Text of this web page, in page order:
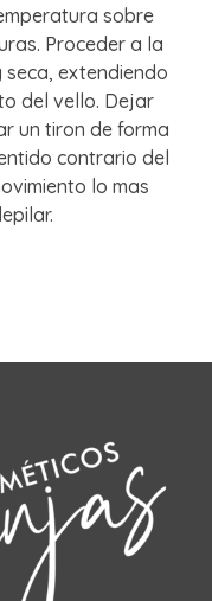
sobre
Proceder a la
extendiendo
del vello. Dejar
un tiron de forma
contrario del
lo mas